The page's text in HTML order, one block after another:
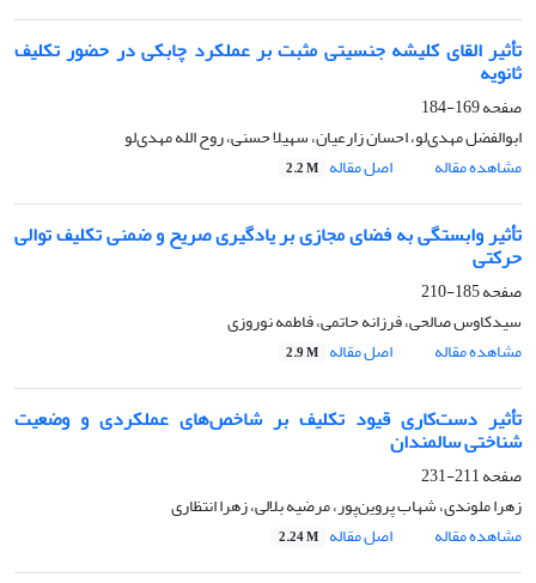
تأثیر القای کلیشه جنسیتی مثبت بر عملکرد چابکی در حضور تکلیف
ثانویه
صفحه169-184
ابوالفضل مهدی‌لو، احسان زارعیان، سهیلا حسنی، روح الله مهدی‌لو
مشاهده مقاله
اصل مقاله 2.2 M
تأثیر وابستگی به فضای مجازی بر یادگیری صریح و ضمنی تکلیف توالی
حرکتی
صفحه185-210
سیدکاوس صالحی، فرزانه حاتمی، فاطمه نوروزی
مشاهده مقاله
اصل مقاله 2.9 M
تأثیر دست‌کاری قیود تکلیف بر شاخص‌های عملکردی و وضعیت
شناختی سالمندان
صفحه211-231
زهرا ملوندی، شهاب پروین‌پور، مرضیه بلالی، زهرا انتظاری
مشاهده مقاله
اصل مقاله 2.24 M